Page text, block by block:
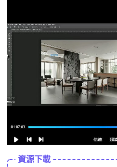
資源下載